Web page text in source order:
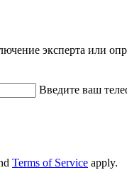
эксперта или
Введите ваш
Terms of Service apply.